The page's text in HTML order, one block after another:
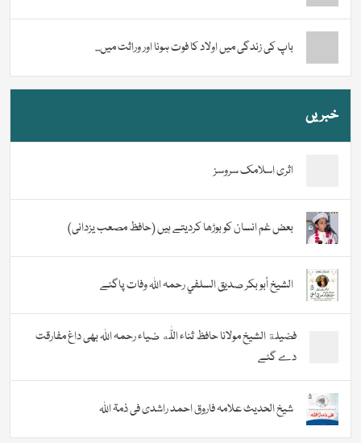
باپ کی زندگی میں اولاد کا فوت ہونا اور وراثت میں...
خبریں
اثری اسلامک سروسز
بعض غم انسان کو بوڑھا کردیتے ہیں (حافظ مصعب یزدانی)
الشيخ أبو بكر صديق السلفي رحمہ اللہ وفات پاگئے
فضیلة الشيخ مولانا حافظ ثناء اللّٰه ضیاء رحمہ اللہ بھی داغ مفارقت
دے گئے
شیخ الحدیث علامہ فاروق احمد راشدی فی ذمۃ اللہ